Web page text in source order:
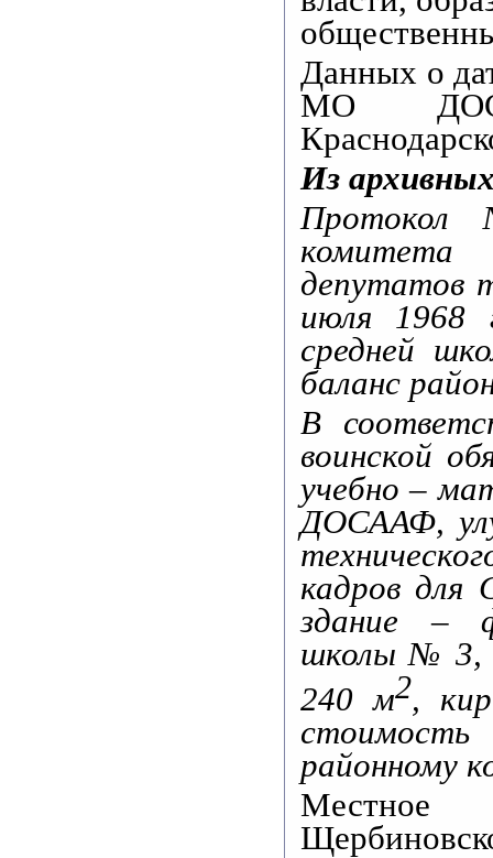
Данных о
МО
Из
Протокол
комитета
депутатов
июля 1968
средней
баланс
В
воинской
учебно –
ДОСААФ,
кадров для
здание –
школы № 3,
240 м2,
районному